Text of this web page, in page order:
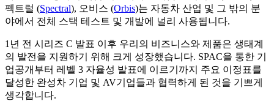
펙트럴 (Spectral), 오비스 (Orbis)는 자동차 산업 및 그 밖의 분
야에서 전체 스택 테스트 및 개발에 널리 사용됩니다.
1년 전 시리즈 C 발표 이후 우리의 비즈니스와 제품은 생태계
의 발전을 지원하기 위해 크게 성장했습니다. SPAC을 통한 기
업공개부터 레벨 3 자율성 발표에 이르기까지 주요 이정표를
달성한 완성차 기업 및 AV기업들과 협력하게 된 것을 기쁘게
생각합니다.